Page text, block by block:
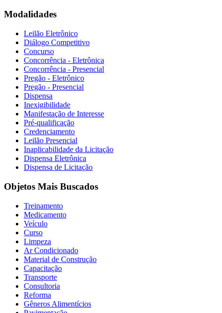
Modalidades
Leilão Eletrônico
Diálogo Competitivo
Concurso
Concorrência - Eletrônica
Concorrência - Presencial
Pregão - Eletrônico
Pregão - Presencial
Dispensa
Inexigibilidade
Manifestação de Interesse
Pré-qualificação
Credenciamento
Leilão Presencial
Inaplicabilidade da Licitação
Dispensa Eletrônica
Dispensa de Licitação
Objetos Mais Buscados
Treinamento
Medicamento
Veículo
Curso
Limpeza
Ar Condicionado
Material de Construção
Capacitação
Transporte
Consultoria
Reforma
Gêneros Alimentícios